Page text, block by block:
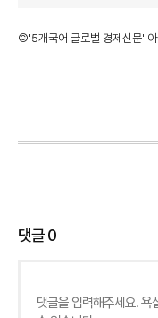
©'5개국어 글로벌 경제신문' 아
댓글0